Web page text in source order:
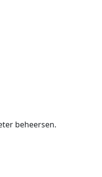
beheersen.